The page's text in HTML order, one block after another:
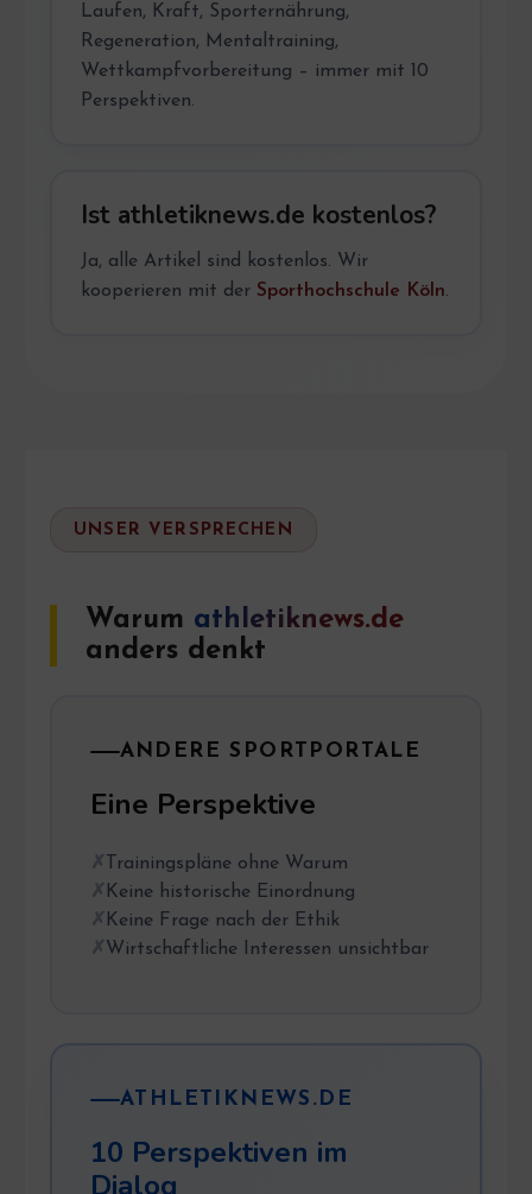
Laufen, Kraft, Sporternährung,
Regeneration, Mentaltraining,
Wettkampfvorbereitung – immer mit 10
Perspektiven.
Ist athletiknews.de kostenlos?
Ja, alle Artikel sind kostenlos. Wir
kooperieren mit der Sporthochschule Köln.
UNSER VERSPRECHEN
Warum athletiknews.de
anders denkt
ANDERE SPORTPORTALE
Eine Perspektive
Trainingspläne ohne Warum
Keine historische Einordnung
Keine Frage nach der Ethik
Wirtschaftliche Interessen unsichtbar
ATHLETIKNEWS.DE
10 Perspektiven im
Dialog